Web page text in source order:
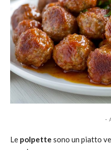
-
Le polpette sono un piatto